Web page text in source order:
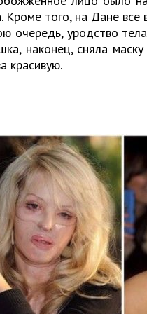
того, на Дане все
очередь, уродство
наконец, сняла
красивую.